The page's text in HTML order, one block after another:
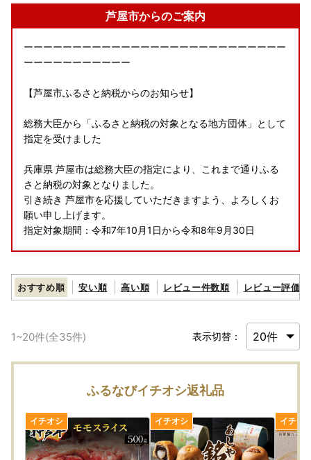
芦屋市からのご案内
ーーーーーーーーーーーーーーーーーーーーーーーーーーー
ーーーーーーーーーーー
【芦屋市ふるさと納税からのお知らせ】
総務大臣から「ふるさと納税の対象となる地方団体」として
指定を受けました
兵庫県 芦屋市は総務大臣の指定により、これまで通りふる
さと納税の対象となりました。
引き続き 芦屋市を応援していただきますよう、よろしくお
願い申し上げます。
指定対象期間：令和7年10月1日から令和8年9月30日
ーーーーーーーーーーー
12月26日以降に入金確認がとれたものにつきましては、年
明けより順次発行し1月中旬までに郵送いたします。
同日以後のご寄付でワンストップ特例申請をご希望の方は、
書類の到着を待たずに本市ホームページ掲載の申請書を印刷
し、1月10日までに郵送してください。
◆芦屋市役所ホームページ
ワンストップ特例申請書
おすすめ順 安い順 高い順 レビュー件数順 レビュー評価順
1~20件(全35件) 表示切替：
ふるなびイチオシ返礼品